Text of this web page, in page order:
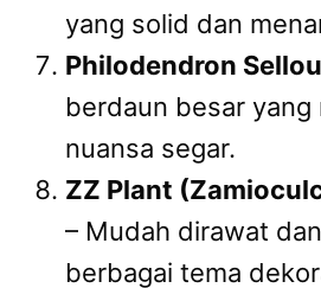
yang solid dan
Philodendron
berdaun besar yang
nuansa segar.
ZZ Plant
– Mudah dirawat
berbagai tema